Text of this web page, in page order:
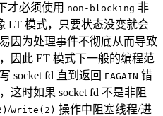
才必须使用 non-blocking 非
LT 模式，只要状态没变就会
因为处理事件不彻底从而导致
因此 ET 模式下一般的编程范
socket fd 直到返回 EAGAIN 错
这时如果 socket fd 不是非阻
/write(2) 操作中阻塞线程/进